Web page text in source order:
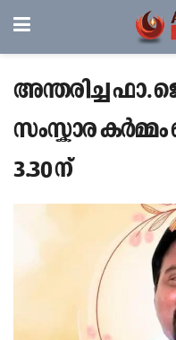
അന്തരിച്ച ഫാ.
സംസ്കാര കർമ്മം
3.30 ന്